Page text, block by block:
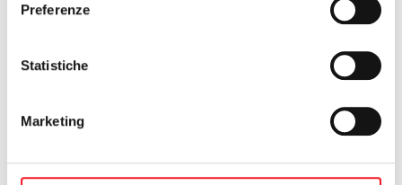
Preferenze
Statistiche
Marketing